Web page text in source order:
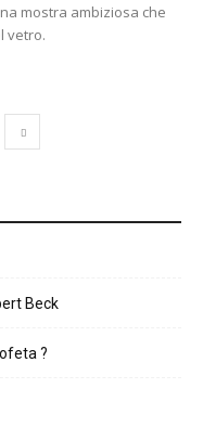
mostra ambiziosa che
vetro.
Beck
?